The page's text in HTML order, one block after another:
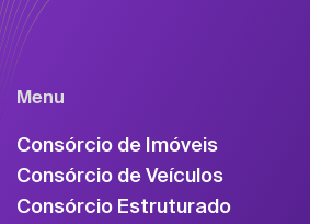
Menu
Consórcio de Imóveis
Consórcio de Veículos
Consórcio Estruturado